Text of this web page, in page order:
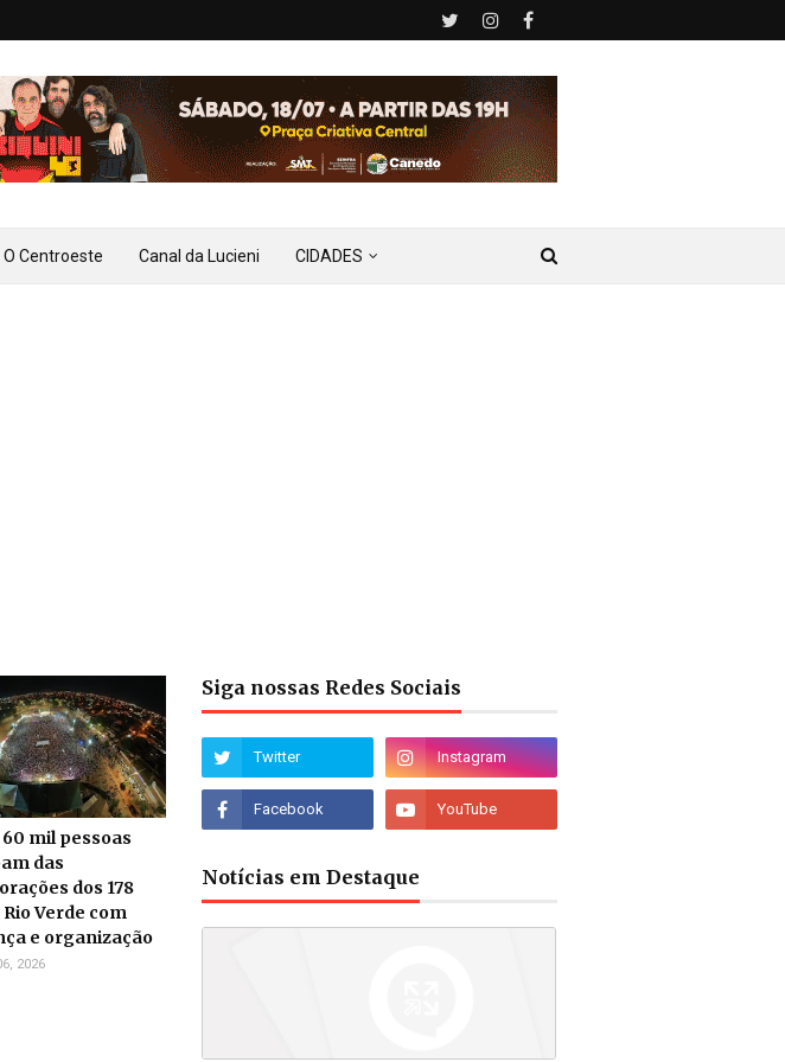
O Centroeste Canal da Lucieni CIDADES
mil pessoas
das
dos 178
Verde com
e organização
2026
Siga nossas Redes Sociais
Notícias em Destaque